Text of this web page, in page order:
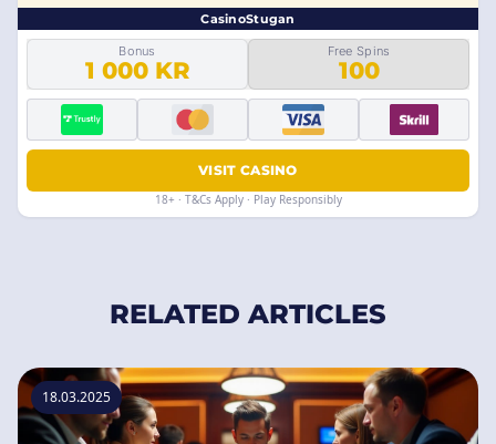
CasinoStugan
Bonus
1 000 KR
Free Spins
100
VISIT CASINO
18+ · T&Cs Apply · Play Responsibly
RELATED ARTICLES
18.03.2025